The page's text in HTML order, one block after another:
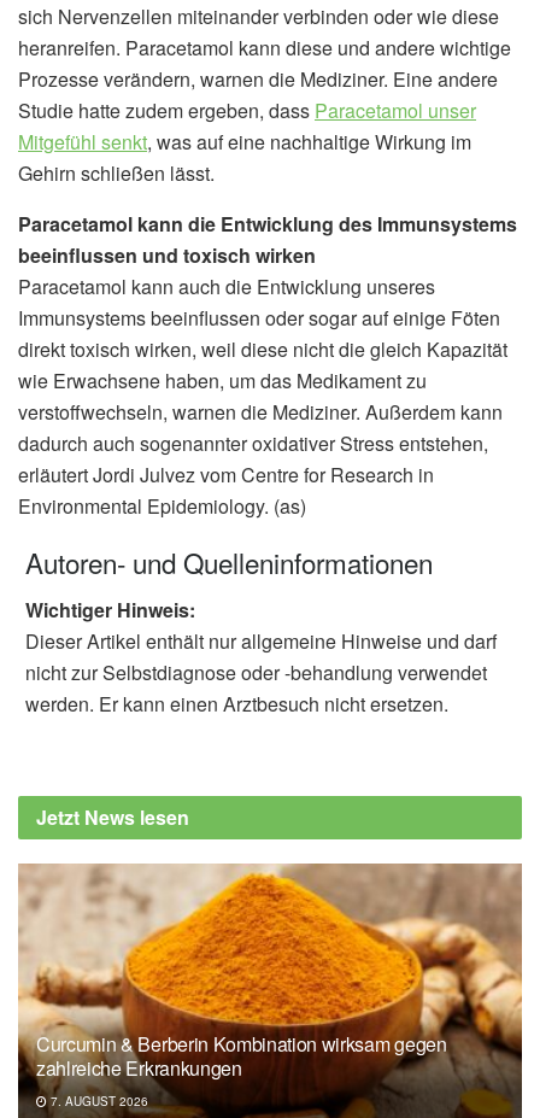
sich Nervenzellen miteinander verbinden oder wie diese
heranreifen. Paracetamol kann diese und andere wichtige
Prozesse verändern, warnen die Mediziner. Eine andere
Studie hatte zudem ergeben, dass Paracetamol unser
Mitgefühl senkt, was auf eine nachhaltige Wirkung im
Gehirn schließen lässt.
Paracetamol kann die Entwicklung des Immunsystems
beeinflussen und toxisch wirken
Paracetamol kann auch die Entwicklung unseres
Immunsystems beeinflussen oder sogar auf einige Föten
direkt toxisch wirken, weil diese nicht die gleich Kapazität
wie Erwachsene haben, um das Medikament zu
verstoffwechseln, warnen die Mediziner. Außerdem kann
dadurch auch sogenannter oxidativer Stress entstehen,
erläutert Jordi Julvez vom Centre for Research in
Environmental Epidemiology. (as)
Autoren- und Quelleninformationen
Wichtiger Hinweis:
Dieser Artikel enthält nur allgemeine Hinweise und darf
nicht zur Selbstdiagnose oder -behandlung verwendet
werden. Er kann einen Arztbesuch nicht ersetzen.
Jetzt News lesen
Curcumin & Berberin Kombination wirksam gegen
zahlreiche Erkrankungen
7. AUGUST 2026